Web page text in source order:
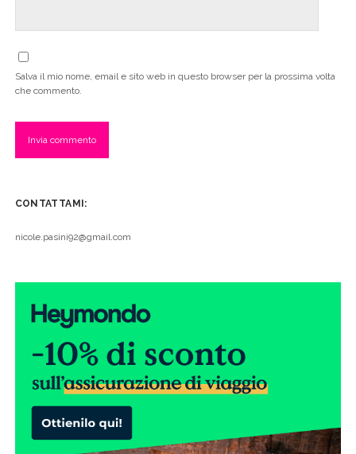
Salva il mio nome, email e sito web in questo browser per la prossima volta
che commento.
CONTATTAMI:
nicole.pasini92@gmail.com